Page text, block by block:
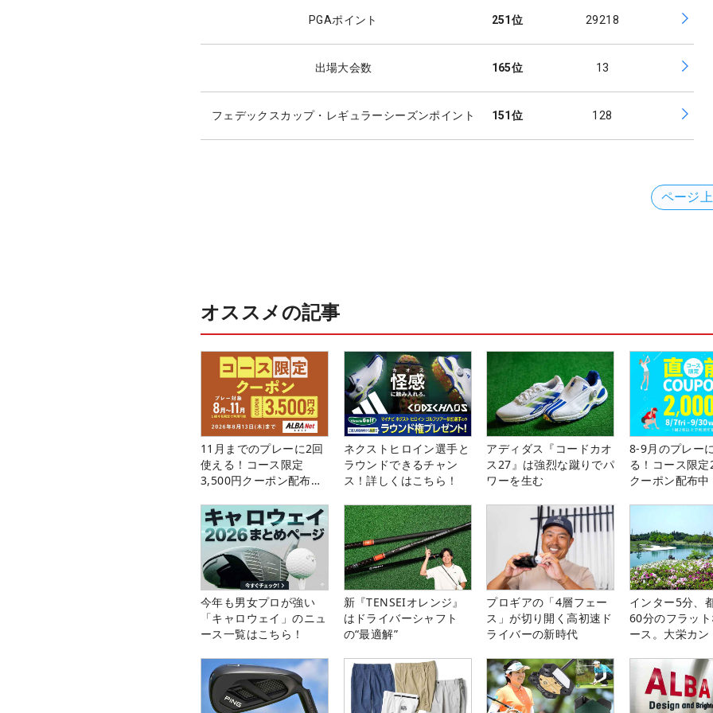
PGAポイント 251位 29218
出場大会数 165位 13
フェデックスカップ・レギュラーシーズンポイント 151位 128
ページ
オススメの記事
11月までのプレーに2回
使える！コース限定
3,500円クーポン配布
ネクストヒロイン選手と
ラウンドできるチャン
ス！詳しくはこちら！
アディダス『コードカオ
ス27』は強烈な蹴りでパ
ワーを生む
8-9月のプレー
る！コース限
クーポン配布中
今年も男女プロが強い
「キャロウェイ」のニュ
ース一覧はこちら！
新『TENSEIオレンジ』
はドライバーシャフト
の“最適解”
プロギアの「4層フェー
ス」が切り開く高初速ド
ライバーの新時代
インター5分、
60分のフラッ
ース。大栄カ